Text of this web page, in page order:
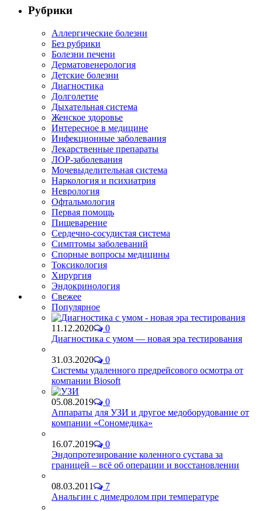
Рубрики
Аллергические болезни
Без рубрики
Болезни печени
Дерматовенерология
Детские болезни
Диагностика
Долголетие
Дыхательная система
Женское здоровье
Интересное в медицине
Инфекционные заболевания
Лекарственные препараты
ЛОР-заболевания
Мочевыделительная система
Наркология и психиатрия
Неврология
Офтальмология
Первая помощь
Пищеварение
Сердечно-сосудистая система
Симптомы заболеваний
Спорные вопросы медицины
Токсикология
Хирургия
Эндокринология
Свежее
Популярное
11.12.2020
0
Диагностика с умом — новая эра тестирования
31.03.2020
0
Системы удаленного предрейсового осмотра от
компании Biosoft
05.08.2019
0
Аппараты для УЗИ и другое медоборудование от
компании «Сономедика»
16.07.2019
0
Эндопротезирование коленного сустава за
границей – всё об операции и восстановлении
08.03.2011
7
Анальгин с димедролом при температуре